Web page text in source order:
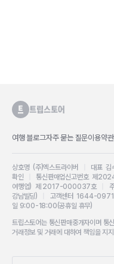
여행 블로그자주 묻는 질문이용약관
상호명 (주)엑스트라이버 대표 김
확인
통신판매업신고번호 제
여행업) 제 2017-000037호|
강남빌딩)
고객센터 1644-0971
일 9:00-18:00(공휴일 휴무)
트립스토어는 통신판매중개자이며 통
거래정보 및 거래에 대하여 책임을 지